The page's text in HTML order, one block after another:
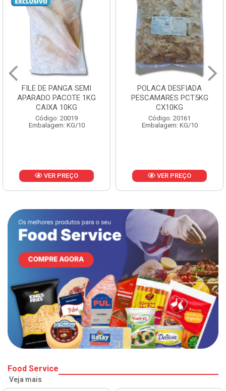
POLACA DESFIADA
PESCAMARES PCT5KG
CX10KG
Código: 20161
Embalagem: KG/10
VER PREÇO
POLACA DESFIADA
PESCAMARES PCT1KG
CX10KG
Código: 20162
Embalagem: KG/10
VER PREÇO
Food Service
Veja mais